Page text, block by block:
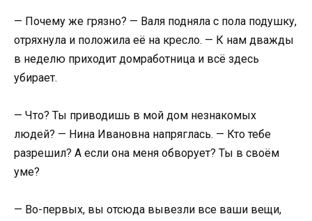
— Почему же грязно? — Валя подняла с пола подушку,
отряхнула и положила её на кресло. — К нам дважды
в неделю приходит домработница и всё здесь
убирает.
— Что? Ты приводишь в мой дом незнакомых
людей? — Нина Ивановна напряглась. — Кто тебе
разрешил? А если она меня обворует? Ты в своём
уме?
— Во-первых, вы отсюда вывезли все ваши вещи,